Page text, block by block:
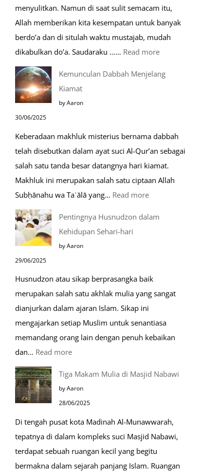
Saat
Umroh
menyulitkan. Namun di saat sulit semacam itu,
Allah memberikan kita kesempatan untuk banyak
berdo’a dan di situlah waktu mustajab, mudah
dikabulkan do’a. Saudaraku …… Read more:
Saat
Mustajab
Kemunculan Dabbah Menjelang
Kiamat
by Aaron
30/06/2025
Keberadaan makhluk misterius bernama dabbah
telah disebutkan dalam ayat suci Al-Qur’an sebagai
salah satu tanda besar datangnya hari kiamat.
Makhluk ini merupakan salah satu ciptaan Allah
Subḥānahu wa Taʿālā yang… Read more:
Pentingnya Husnudzon dalam
Kehidupan Sehari-hari
by Aaron
29/06/2025
Husnudzon atau sikap berprasangka baik
merupakan salah satu akhlak mulia yang sangat
dianjurkan dalam ajaran Islam. Sikap ini
mengajarkan setiap Muslim untuk senantiasa
memandang orang lain dengan penuh kebaikan
dan… Read more:
Sehari-
hari
Tiga Makam Mulia di Masjid Nabawi
by Aaron
28/06/2025
Di tengah pusat kota Madinah Al-Munawwarah,
tepatnya di dalam kompleks suci Masjid Nabawi,
terdapat sebuah ruangan kecil yang begitu
bermakna dalam sejarah panjang Islam. Ruangan